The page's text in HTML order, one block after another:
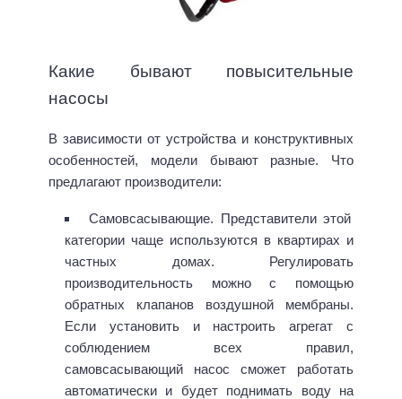
Какие бывают повысительные
насосы
В зависимости от устройства и конструктивных
особенностей, модели бывают разные. Что
предлагают производители:
Самовсасывающие. Представители этой
категории чаще используются в квартирах и
частных домах. Регулировать
производительность можно с помощью
обратных клапанов воздушной мембраны.
Если установить и настроить агрегат с
соблюдением всех правил,
самовсасывающий насос сможет работать
автоматически и будет поднимать воду на